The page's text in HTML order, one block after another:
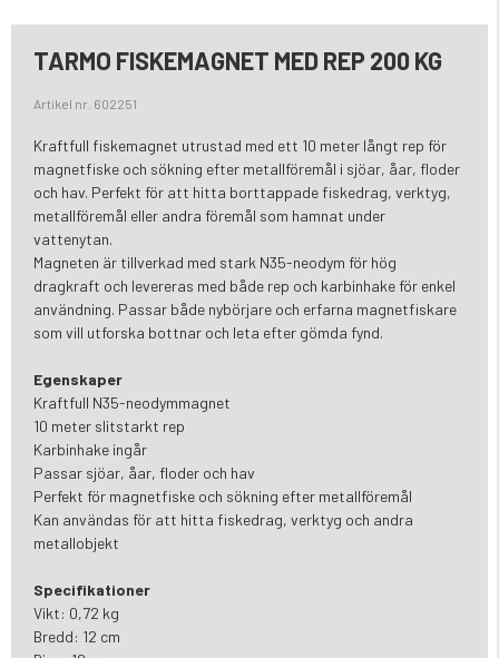
TARMO FISKEMAGNET MED REP 200 KG
Artikel nr. 602251
Kraftfull fiskemagnet utrustad med ett 10 meter långt rep för
magnetfiske och sökning efter metallföremål i sjöar, åar, floder
och hav. Perfekt för att hitta borttappade fiskedrag, verktyg,
metallföremål eller andra föremål som hamnat under
vattenytan.
Magneten är tillverkad med stark N35-neodym för hög
dragkraft och levereras med både rep och karbinhake för enkel
användning. Passar både nybörjare och erfarna magnetfiskare
som vill utforska bottnar och leta efter gömda fynd.
Egenskaper
Kraftfull N35-neodymmagnet
10 meter slitstarkt rep
Karbinhake ingår
Passar sjöar, åar, floder och hav
Perfekt för magnetfiske och sökning efter metallföremål
Kan användas för att hitta fiskedrag, verktyg och andra
metallobjekt
Specifikationer
Vikt: 0,72 kg
Bredd: 12 cm